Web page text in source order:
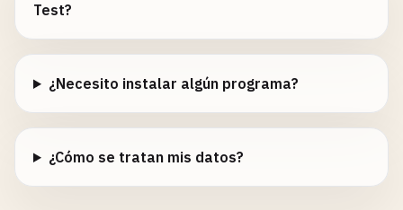
Test?
¿Necesito instalar algún programa?
¿Cómo se tratan mis datos?